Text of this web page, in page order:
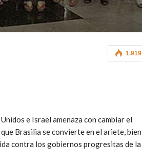
1.919
e Israel amenaza con cambiar el
Brasilia se convierte en el ariete, bien
contra los gobiernos progresitas de la